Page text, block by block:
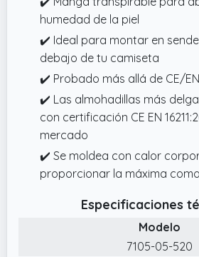
humedad de la piel
✔️ Ideal para montar en
debajo de tu camiseta
✔️ Probado más allá de CE/EN
✔️ Las almohadillas más
con certificación CE EN
mercado
✔️ Se moldea con calor
proporcionar la máxima
Especificaciones
Modelo
7105-05-520